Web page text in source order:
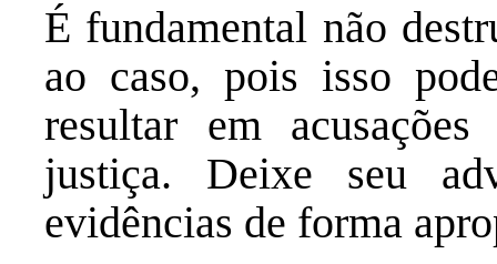
É fundamental não
ao caso, pois isso
resultar em
justiça. Deixe seu
evidências de forma